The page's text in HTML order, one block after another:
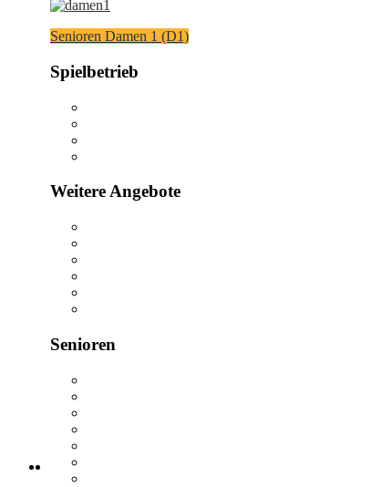
Senioren Damen 1 (D1)
Spielbetrieb
Weitere Angebote
Senioren